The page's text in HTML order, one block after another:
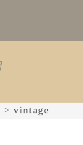
> vintage